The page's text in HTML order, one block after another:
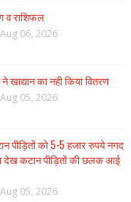
व राशिफल
Aug 06, 2026
का नही किया वितरण
Aug 05, 2026
पीड़ितों को 5-5 हजार रुपये नगद
देख कटान पीड़ितों की छलक आई
Aug 05, 2026